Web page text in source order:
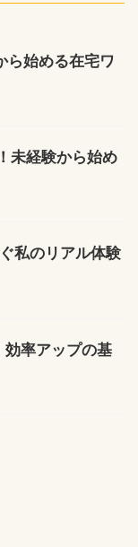
ら始める在宅ワ
未経験から始め
私のリアル体験
率アップの基